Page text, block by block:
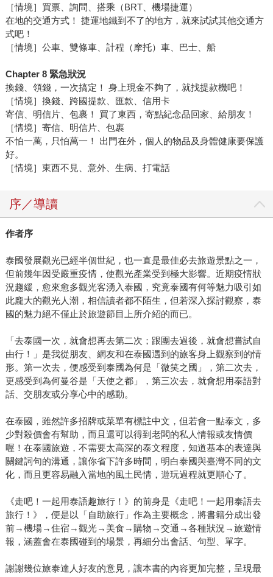
［情境］買票、詢問、搭乘（BRT、機場捷運）
在地的交通方式！ 捷運地鐵到不了的地方，就來試試其他交通方
式吧！
［情境］公車、雙條車、計程（摩托）車、巴士、船
Chapter 8 緊急狀況
換錢、領錢，一次搞定！ 身上現金不夠了，就找提款機吧！
［情境］換錢、跨國提款、匯款、信用卡
寄信、明信片、包裹！ 買了東西，寄點紀念品回家、給朋友！
［情境］寄信、明信片、包裹
不怕一萬，只怕萬一！ 出門在外，個人的物品及身體健康要保護
好。
［情境］東西不見、意外、生病、打電話
序／導讀
作者序
泰國發展觀光已經半個世紀，也一直是最佳必去旅遊景點之一，
但前幾年因受嚴重疫情，使觀光產業受到極大影響。近期疫情狀
況趨緩，愈來愈多觀光客湧入泰國，究竟泰國有何等魅力吸引如
此龐大的觀光人潮，相信讀者都不陌生，但若深入探討觀察，泰
國的魅力絕不僅止於旅遊節目上所介紹的而已。
「去泰國一次，就會想再去第二次；跟團去過後，就會想嘗試自
由行！」是我從朋友、網友和在泰國遇到的旅客身上觀察到的情
形。第一次去，便感受到泰國為何是「微笑之國」，第二次去，
更感受到為何曼谷是「天使之都」，第三次去，就會想用泰語對
話、交朋友或分享心中的感動。
在泰國，雖然許多招牌或菜單有標註中文，但若會一點泰文，多
少對殺價會有幫助，而且還可以得到老闆的私人情報或友情價
喔！在泰國旅遊，不需要太高深的泰文程度，知道基本的表達與
關鍵詞句的溝通，讓你省下許多時間，明白泰國與臺灣不同的文
化，而且更容易融入當地的風土民情，遊玩過程就更順心了。
《走吧！一起用泰語趣旅行！》的前身是《走吧！一起用泰語去
旅行！》，便是以「自助旅行」作為主要概念，將書籍分成出發
前→機場→住宿→觀光→美食→購物→交通→各種狀況→旅遊情
報，涵蓋會在泰國碰到的場景，再細分出會話、句型、單字。
謝謝幾位旅泰達人好友的意見，讓本書的內容更加完整，呈現最